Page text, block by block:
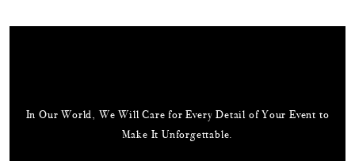
In Our World, We Will Care for Every Detail of Your Event to
Make It Unforgettable.